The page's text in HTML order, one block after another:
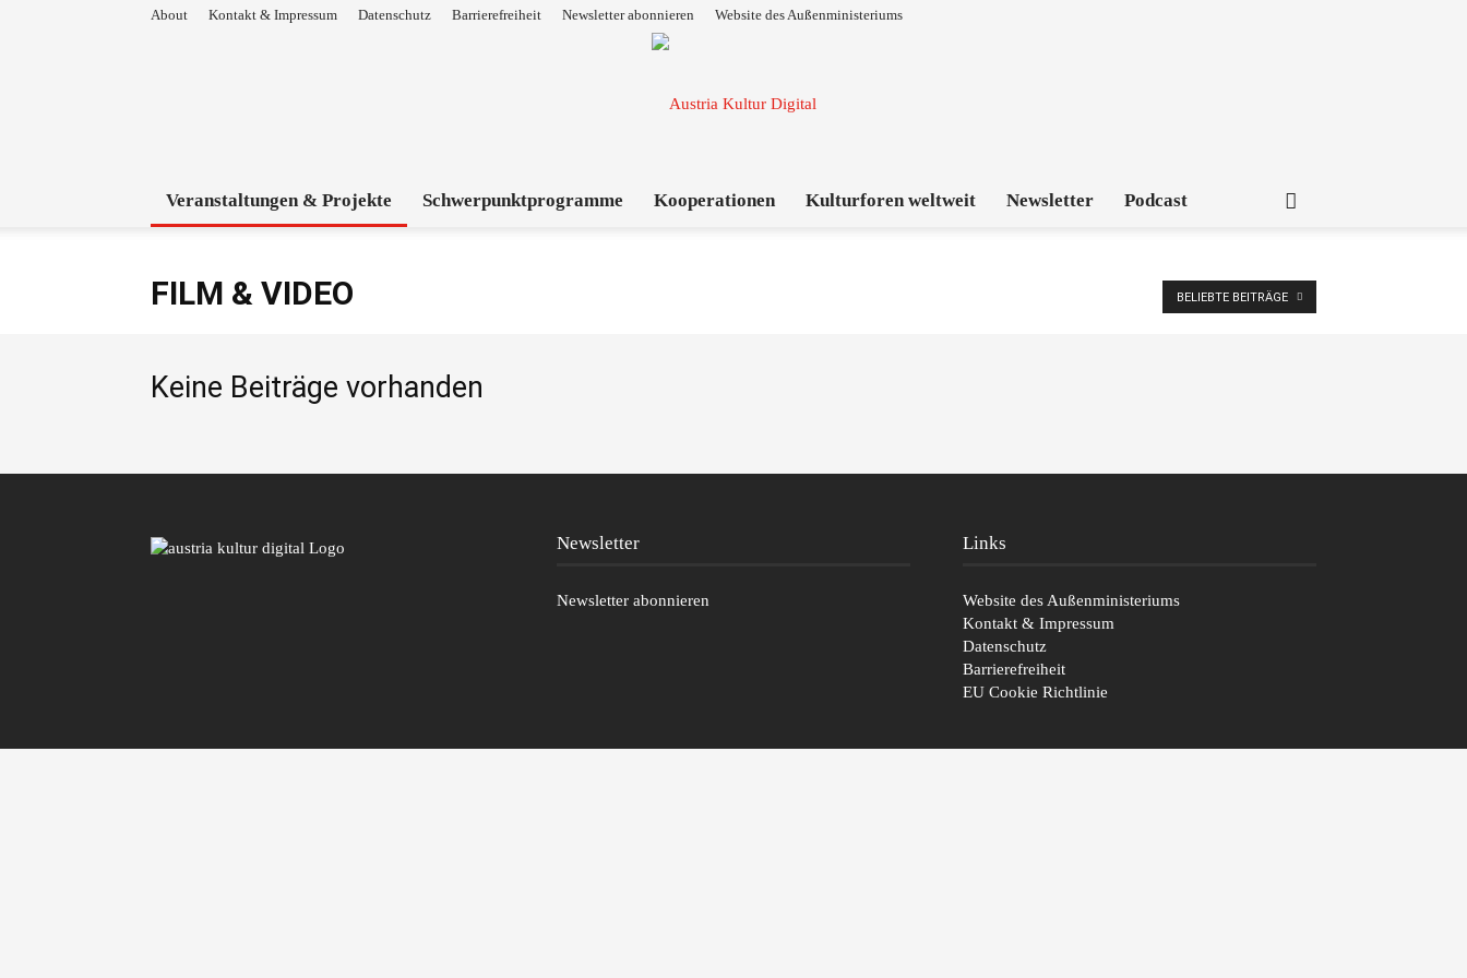
About Kontakt & Impressum Datenschutz Barrierefreiheit Newsletter abonnieren Website des Außenministeriums
Veranstaltungen & Projekte Schwerpunktprogramme Kooperationen Kulturforen weltweit Newsletter Podcast
FILM & VIDEO BELIEBTE BEITRÄGE
Keine Beiträge vorhanden
Newsletter
Newsletter abonnieren
Links
Website des Außenministeriums
Kontakt & Impressum
Datenschutz
Barrierefreiheit
EU Cookie Richtlinie